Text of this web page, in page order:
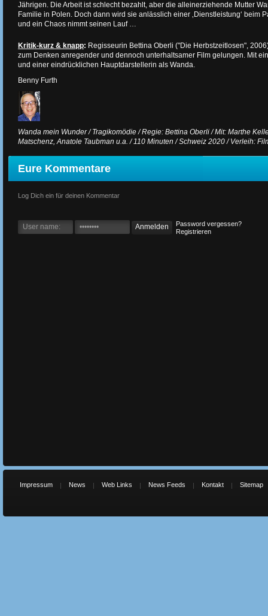
Jährigen. Die Arbeit ist schlecht bezahlt, aber die alleinerziehende Mutter
Familie in Polen. Doch dann wird sie anlässlich einer ‚Dienstleistung‘ beim
und ein Chaos nimmt seinen Lauf …
Kritik-kurz & knapp: Regisseurin Bettina Oberli ("Die Herbstzeitlosen",
zum Denken anregender und dennoch unterhaltsamer Film gelungen. Mit
und einer eindrücklichen Hauptdarstellerin als Wanda.
Benny Furth
Wanda mein Wunder / Tragikomödie / Regie: Bettina Oberli / Mit: Marthe
Matschenz, Anatole Taubman u.a. / 110 Minuten / Schweiz 2020 / Verleih:
Eure Kommentare
Log Dich ein für deinen Kommentar
Password vergessen?
Registrieren
Impressum News Web Links News Feeds Kontakt Sitemap